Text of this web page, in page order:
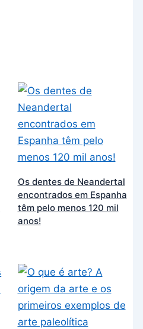
Os dentes de Neandertal
encontrados em Espanha
têm pelo menos 120 mil
anos!